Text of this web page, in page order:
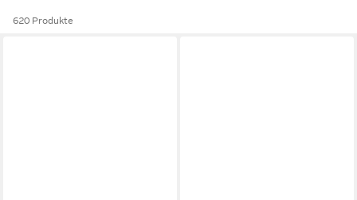
620 Produkte